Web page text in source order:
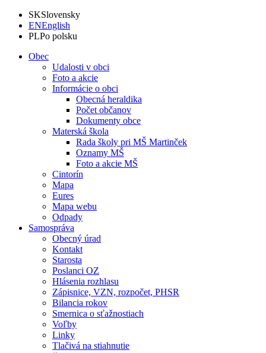
SKSlovensky
ENEnglish
PLPo polsku
Obec
Udalosti v obci
Foto a akcie
Informácie o obci
Obecná heraldika
Počet občanov
Dokumenty obce
Materská škola
Rada školy pri MŠ Martinček
Oznamy MŠ
Foto a akcie MŠ
Cintorín
Mapa
Eures
Mapa webu
Odpady
Samospráva
Obecný úrad
Kontakt
Starosta
Poslanci OZ
Hlásenia rozhlasu
Zápisnice, VZN, rozpočet, PHSR
Bilancia rokov
Smernica o sťažnostiach
Voľby
Linky
Tlačivá na stiahnutie